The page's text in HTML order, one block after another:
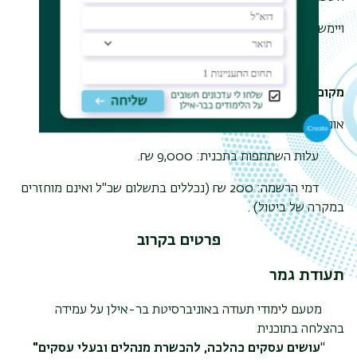
ויימשכו כ- 8 חודשים, 35מפגשים (170 שעות לימוד).
מקום הלימודים
אוניברסיטת בר-אילן, רמת גן.
עלות השתתפות בתכנית: 9,000 ₪.
דמי הרשמה: 200 ₪ (נכללים בתשלום שכ"ל ואינם מוחזרים
במקרה של ביטול) .
פרטים בקרוב
תעודת גמר
מטעם לימודי תעודה באוניברסיטת בר-אילן על עמידה
בהצלחה בתוכנית
"עושים עסקים כהלכה, להכשרת מנהלים ובעלי עסקים"